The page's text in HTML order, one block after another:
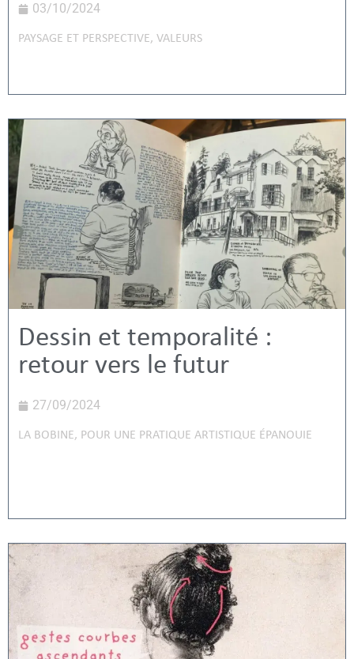
03/10/2024
PAYSAGE ET PERSPECTIVE, VALEURS
Dessin et temporalité :
retour vers le futur
27/09/2024
LA BOBINE, POUR UNE PRATIQUE ARTISTIQUE ÉPANOUIE